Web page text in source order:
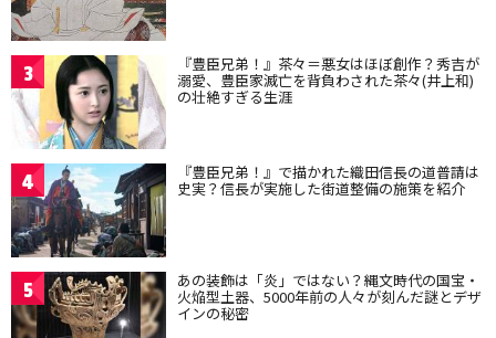
3 『豊臣兄弟！』茶々＝悪女はほぼ創作？秀吉が
溺愛、豊臣家滅亡を背負わされた茶々(井上和)
の壮絶すぎる生涯
4 『豊臣兄弟！』で描かれた織田信長の道普請は
史実？信長が実施した街道整備の施策を紹介
5 あの装飾は「炎」ではない？縄文時代の国宝・
火焔型土器、5000年前の人々が刻んだ謎とデザ
インの秘密